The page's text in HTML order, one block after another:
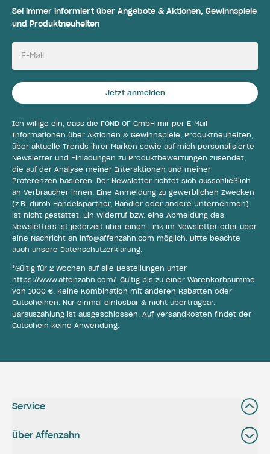
Sei immer informiert über Angebote & Aktionen, Gewinnspiele
und Produktneuheiten
E-Mail
Jetzt anmelden
Ich willige ein, dass die FOND OF GmbH mir per E-Mail
Informationen über Aktionen & Gewinnspiele, Produktneuheiten,
über aktuelle Trends ihrer Marken sowie auf mich personalisierte
Newsletter und Einladungen zu Produktbewertungen zusendet,
die auf der Analyse meiner Interaktionen und meiner
Präferenzen basieren. Der Newsletter richtet sich ausschließlich
an Verbraucher:innen. Eine Anmeldung zu gewerblichen Zwecken
(z.B. durch Handelspartner, Händler oder andere Unternehmen)
ist nicht gestattet. Ein Widerruf bzw. eine Abmeldung des
Newsletters ist jederzeit über einen Link im Newsletter oder über
eine Nachricht an info@affenzahn.com möglich. Bitte beachte
auch unsere Datenschutzerklärung.
*Gültig für 2 Wochen auf alle Bestellungen unter
https://www.affenzahn.com/. Gültig bis zu einer Warenkorbsumme
von 1000 €. Keine Kombination mit anderen Rabatten oder
Gutscheinen. Nur einmal einlösbar & nicht übertragbar.
Barauszahlung ist ausgeschlossen. Auf Versandkosten findet der
Gutschein keine Anwendung.
Service
Über Affenzahn